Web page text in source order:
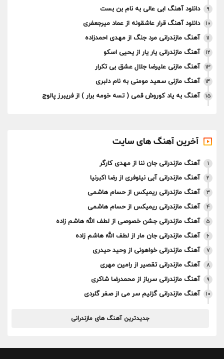
9 دانلود آهنگ ابی عالی به نام بن بست
10 دانلود آهنگ قرار عاشقونه از عماد میرجعفری
11 آهنگ مازندرانی مرد جنگ از مهدی احمدزاده
12 آهنگ مازندرانی یار یار از یحیی اسکو
13 آهنگ مازنی علیرضا جلال عشق بی تکرار
14 آهنگ مازنی سعید مومنی به نام دلبری
15 آهنگ به یاد کوروش قمی ( تسه خومه برار ) از فریبرز پالوج
آخرین آهنگ های سایت
1 آهنگ مازندرانی جان ننا از مهدی کارگر
2 آهنگ مازندرانی آبی نیلوفری از رضا اکبرنیا
3 آهنگ مازندرانی ریمیکس از حسام هاشمی
4 آهنگ مازندرانی ریمیکس از حسام هاشمی
5 آهنگ مازندرانی جشن خصوصی از لطف الله هاشم زاده
6 آهنگ مازندرانی جان مار از لطف الله هاشم زاده
7 آهنگ مازندرانی خواهونی از وحید حیدری
8 آهنگ مازندرانی تقصیر از رامین مهری
9 آهنگ مازندرانی سرباز از محمدرضا شاکری
10 آهنگ مازندرانی گزلیم سر می از صفر گلردی
جدیدترین آهنگ های مازندرانی